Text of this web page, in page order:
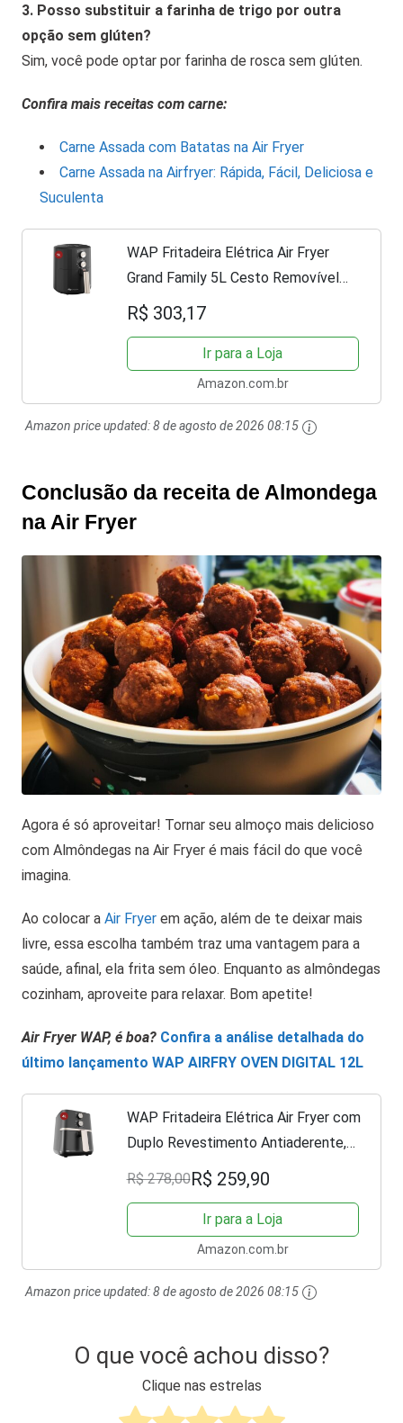
3. Posso substituir a farinha de trigo por outra
opção sem glúten?
Sim, você pode optar por farinha de rosca sem glúten.
Confira mais receitas com carne:
Carne Assada com Batatas na Air Fryer
Carne Assada na Airfryer: Rápida, Fácil, Deliciosa e
Suculenta
WAP Fritadeira Elétrica Air Fryer
Grand Family 5L Cesto Removível
com Duplo Revestimento
Antiaderente 1500W e Ajuste de
Temperatura 127V
R$ 303,17
Ir para a Loja
Amazon.com.br
Amazon price updated:8 de agosto de 2026 08:15
Conclusão da receita de Almondega
na Air Fryer
Agora é só aproveitar! Tornar seu almoço mais delicioso
com Almôndegas na Air Fryer é mais fácil do que você
imagina.
Ao colocar a Air Fryer em ação, além de te deixar mais
livre, essa escolha também traz uma vantagem para a
saúde, afinal, ela frita sem óleo. Enquanto as almôndegas
cozinham, aproveite para relaxar. Bom apetite!
Air Fryer WAP, é boa? Confira a análise detalhada do
último lançamento WAP AIRFRY OVEN DIGITAL 12L
WAP Fritadeira Elétrica Air Fryer com
Duplo Revestimento Antiaderente,
Aviso Sonoro e Temperatura
Ajustável 1500W Assa, Cozinha e
Frita WAP AIRFRY Family 4L...
R$ 278,00R$ 259,90
Ir para a Loja
Amazon.com.br
Amazon price updated:8 de agosto de 2026 08:15
O que você achou disso?
Clique nas estrelas